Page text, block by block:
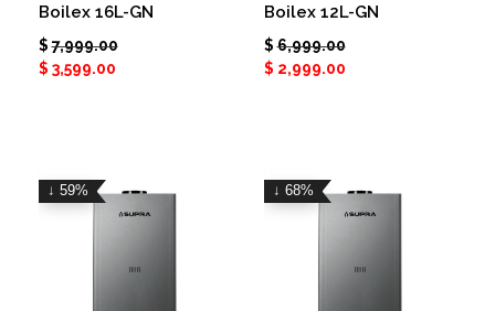
Boilex 16L-GN
$ 7,999.00
$ 3,599.00
Boilex 12L-GN
$ 6,999.00
$ 2,999.00
↓ 59% ↓ 68%